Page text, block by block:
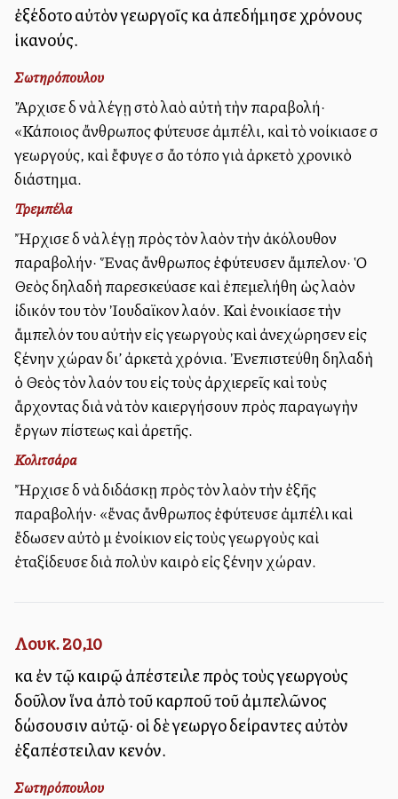
ἐξέδοτο αὐτὸν γεωργοῖς καὶ ἀπεδήμησε χρόνους
ἱκανούς.
Σωτηρόπουλου
Ἄρχισε δὲ νὰ λέγῃ στὸ λαὸ αὐτὴ τὴν παραβολή·
«Κάποιος ἄνθρωπος φύτευσε ἀμπέλι, καὶ τὸ νοίκιασε σὲ
γεωργούς, καὶ ἔφυγε σὲ ἄλλο τόπο γιὰ ἀρκετὸ χρονικὸ
διάστημα.
Τρεμπέλα
Ἤρχισε δὲ νὰ λέγῃ πρὸς τὸν λαὸν τὴν ἀκόλουθον
παραβολήν· Ἕνας ἄνθρωπος ἐφύτευσεν ἄμπελον· Ὁ
Θεὸς δηλαδὴ παρεσκεύασε καὶ ἐπεμελήθη ὡς λαὸν
ἰδικόν του τὸν Ἰουδαϊκον λαόν. Καὶ ἐνοικίασε τὴν
ἄμπελόν του αὐτὴν εἰς γεωργοὺς καὶ ἀνεχώρησεν εἰς
ξένην χώραν δι’ ἀρκετὰ χρόνια. Ἐνεπιστεύθη δηλαδὴ
ὁ Θεὸς τὸν λαόν του εἰς τοὺς ἀρχιερεῖς καὶ τοὺς
ἄρχοντας διὰ νὰ τὸν καλλιεργήσουν πρὸς παραγωγὴν
ἔργων πίστεως καὶ ἀρετῆς.
Κολιτσάρα
Ἤρχισε δὲ νὰ διδάσκῃ πρὸς τὸν λαὸν τὴν ἐξῆς
παραβολήν· «ἔνας ἄνθρωπος ἐφύτευσε ἀμπέλι καὶ
ἔδωσεν αὐτὸ μὲ ἐνοίκιον εἰς τοὺς γεωργοὺς καὶ
ἐταξίδευσε διὰ πολὺν καιρὸ εἰς ξένην χώραν.
Λουκ. 20,10
καὶ ἐν τῷ καιρῷ ἀπέστειλε πρὸς τοὺς γεωργοὺς
δοῦλον ἵνα ἀπὸ τοῦ καρποῦ τοῦ ἀμπελῶνος
δώσουσιν αὐτῷ· οἱ δὲ γεωργοὶ δείραντες αὐτὸν
ἐξαπέστειλαν κενόν.
Σωτηρόπουλου